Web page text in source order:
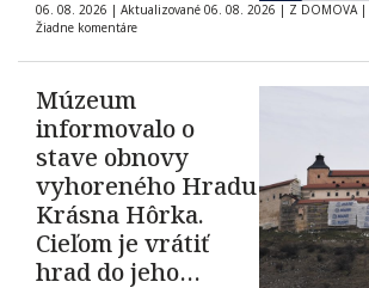
06. 08. 2026 | Aktualizované 06. 08. 2026 | Z DOMOVA |
Žiadne komentáre
Múzeum
informovalo o
stave obnovy
vyhoreného Hradu
Krásna Hôrka.
Cieľom je vrátiť
hrad do jeho